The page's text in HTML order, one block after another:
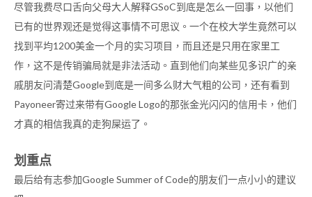
尽管我费尽口舌向父母大人解释GSoC到底是怎么一回事，以他们
已有的世界观还是觉得这事情不可思议。一个在校大学生竟然可以
找到平均1200美金一个月的实习项目，而且还是只用在家里工
作，这不是传销骗局就是非法活动。直到他们向某些见多识广的亲
戚朋友问清楚Google到底是一间多么财大气粗的公司，还有看到
Payoneer寄过来带有Google Logo的那张金光闪闪的信用卡，他们
才真的相信我真的走狗屎运了。
划重点
最后给有志参加Google Summer of Code的朋友们一点小小的建议